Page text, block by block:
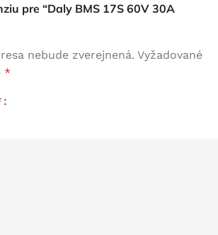
pre “Daly BMS 17S 60V 30A
nebude zverejnená. Vyžadované
*